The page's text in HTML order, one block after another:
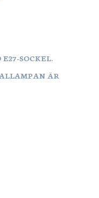
SOCKEL.
ÄR